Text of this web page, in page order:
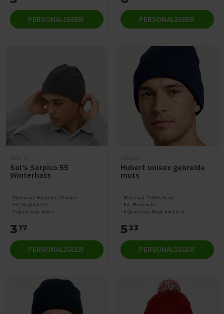
PERSONALISEER PERSONALISEER
Sol's Serpico 55
Winterhats
Materiaal: Polyester / Katoen
Fit: Regular Fit
Eigenschap: fleece
3 17
PERSONALISEER
Hubert unisex gebreide
muts
Materiaal: 100% Acryl
Fit: Modern fit
Eigenschap: Hoge kwaliteit
523
PERSONALISEER